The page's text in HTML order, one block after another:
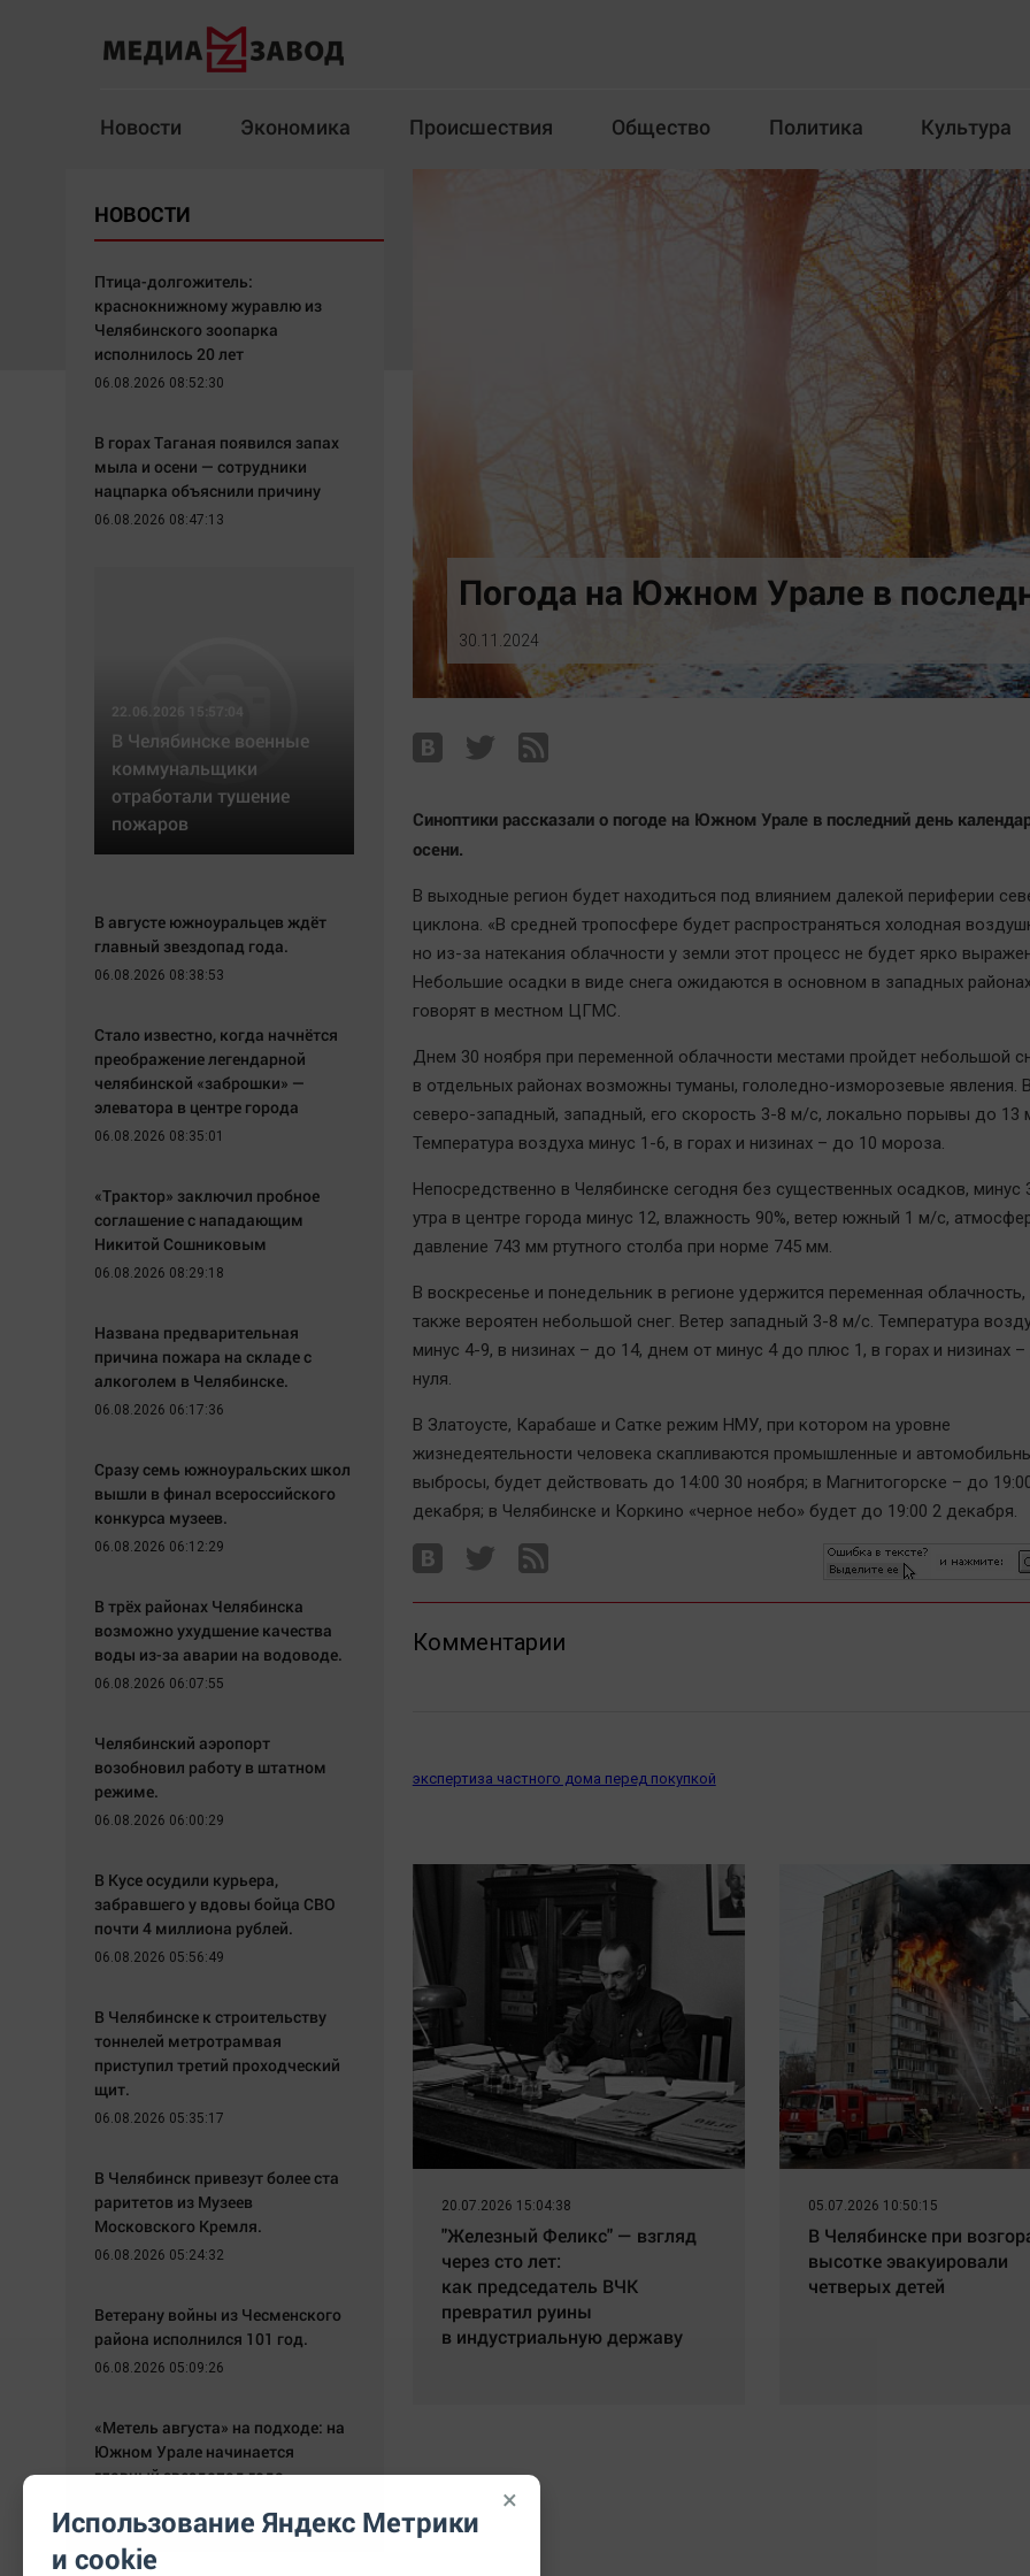
Новости Экономика Происшествия Общество Политика Культура
Происшествия Общество
Здоровье
Архив
Общество
Политика
Экономика
Технологии
Отраслевые темы
Медиаграмотность
Спецпроект
Статистика
Челябинск космический
Другие рубрики
English version
Online-консультация
Афиша
Блогеркуль
Быстрый медиазавод
Вирус чтения
Вкусное
Гороскоп
Интервью
Погода на Южном Урале в
30.11.2024
Синоптики рассказали о погоде на Южном Урале в последний день
осени.
В выходные регион будет находиться под влиянием далекой периферии
циклона. «В средней тропосфере будет распространяться холодная
но из-за натекания облачности у земли этот процесс не будет ярко
Небольшие осадки в виде снега ожидаются в основном в западных
говорят в местном ЦГМС.
Днем 30 ноября при переменной облачности местами пройдет небольшой
в отдельных районах возможны туманы, гололедно-изморозевые явления.
северо-западный, западный, его скорость 3-8 м/с, локально порывы до 13
Температура воздуха минус 1-6, в горах и низинах – до 10 мороза.
Непосредственно в Челябинске сегодня без существенных осадков, минус
утра в центре города минус 12, влажность 90%, ветер южный 1 м/с,
давление 743 мм ртутного столба при норме 745 мм.
В воскресенье и понедельник в регионе удержится переменная
также вероятен небольшой снег. Ветер западный 3-8 м/с. Температура
минус 4-9, в низинах – до 14, днем от минус 4 до плюс 1, в горах и низинах
нуля.
В Златоусте, Карабаше и Сатке режим НМУ, при котором на уровне
жизнедеятельности человека скапливаются промышленные и
выбросы, будет действовать до 14:00 30 ноября; в Магнитогорске – до
декабря; в Челябинске и Коркино «черное небо» будет до 19:00 2 декабря.
Комментарии
экспертиза частного дома перед покупкой
20.07.2026 15:04:38
"Железный Феликс" — взгляд
через сто лет:
как председатель ВЧК
превратил руины
в индустриальную державу
05.07.2026 10:50:15
В Челябинске при
высотке эвакуировали
четверых детей
НОВОСТИ
Птица-долгожитель:
краснокнижному журавлю из
Челябинского зоопарка
исполнилось 20 лет
06.08.2026 08:52:30
В горах Таганая появился запах
мыла и осени — сотрудники
нацпарка объяснили причину
06.08.2026 08:47:13
22.06.2026 15:57:04
В Челябинске военные
коммунальщики
отработали тушение
пожаров
В августе южноуральцев ждёт
главный звездопад года.
06.08.2026 08:38:53
Стало известно, когда начнётся
преображение легендарной
челябинской «заброшки» —
элеватора в центре города
06.08.2026 08:35:01
«Трактор» заключил пробное
соглашение с нападающим
Никитой Сошниковым
06.08.2026 08:29:18
Названа предварительная
причина пожара на складе с
алкоголем в Челябинске.
06.08.2026 06:17:36
Сразу семь южноуральских школ
вышли в финал всероссийского
конкурса музеев.
06.08.2026 06:12:29
В трёх районах Челябинска
возможно ухудшение качества
воды из-за аварии на водоводе.
06.08.2026 06:07:55
Челябинский аэропорт
возобновил работу в штатном
режиме.
06.08.2026 06:00:29
В Кусе осудили курьера,
забравшего у вдовы бойца СВО
почти 4 миллиона рублей.
06.08.2026 05:56:49
В Челябинске к строительству
тоннелей метротрамвая
приступил третий проходческий
щит.
06.08.2026 05:35:17
В Челябинск привезут более ста
раритетов из Музеев
Московского Кремля.
06.08.2026 05:24:32
Ветерану войны из Чесменского
района исполнился 101 год.
06.08.2026 05:09:26
«Метель августа» на подходе: на
Южном Урале начинается
главный звездопад года
×
Использование Яндекс Метрики
и cookie